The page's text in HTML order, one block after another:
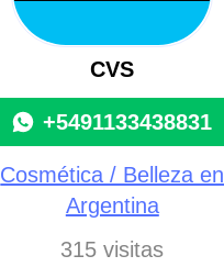
CVS
+5491133438831
Cosmética / Belleza en
Argentina
315 visitas